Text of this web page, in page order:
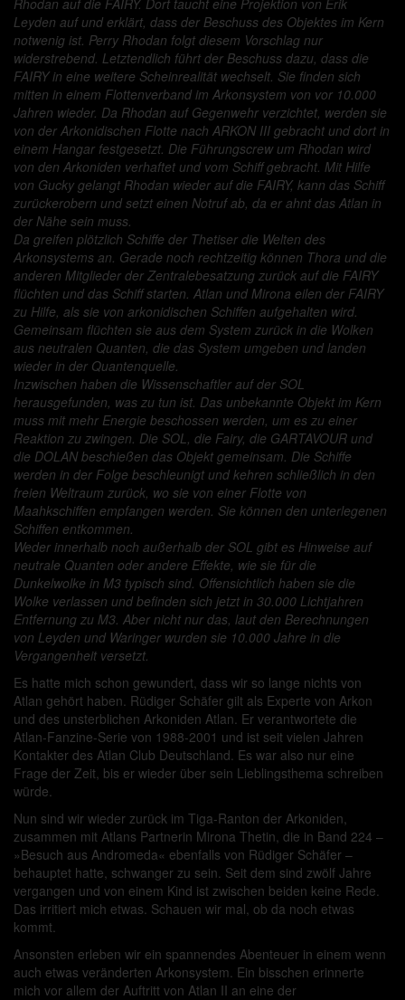
Rhodan auf die FAIRY. Dort taucht eine Projektion von Erik
Leyden auf und erklärt, dass der Beschuss des Objektes im Kern
notwenig ist. Perry Rhodan folgt diesem Vorschlag nur
widerstrebend. Letztendlich führt der Beschuss dazu, dass die
FAIRY in eine weitere Scheinrealität wechselt. Sie finden sich
mitten in einem Flottenverband im Arkonsystem von vor 10.000
Jahren wieder. Da Rhodan auf Gegenwehr verzichtet, werden sie
von der Arkonidischen Flotte nach ARKON III gebracht und dort in
einem Hangar festgesetzt. Die Führungscrew um Rhodan wird
von den Arkoniden verhaftet und vom Schiff gebracht. Mit Hilfe
von Gucky gelangt Rhodan wieder auf die FAIRY, kann das Schiff
zurückerobern und setzt einen Notruf ab, da er ahnt das Atlan in
der Nähe sein muss.
Da greifen plötzlich Schiffe der Thetiser die Welten des
Arkonsystems an. Gerade noch rechtzeitig können Thora und die
anderen Mitglieder der Zentralebesatzung zurück auf die FAIRY
flüchten und das Schiff starten. Atlan und Mirona eilen der FAIRY
zu Hilfe, als sie von arkonidischen Schiffen aufgehalten wird.
Gemeinsam flüchten sie aus dem System zurück in die Wolken
aus neutralen Quanten, die das System umgeben und landen
wieder in der Quantenquelle.
Inzwischen haben die Wissenschaftler auf der SOL
herausgefunden, was zu tun ist. Das unbekannte Objekt im Kern
muss mit mehr Energie beschossen werden, um es zu einer
Reaktion zu zwingen. Die SOL, die Fairy, die GARTAVOUR und
die DOLAN beschießen das Objekt gemeinsam. Die Schiffe
werden in der Folge beschleunigt und kehren schließlich in den
freien Weltraum zurück, wo sie von einer Flotte von
Maahkschiffen empfangen werden. Sie können den unterlegenen
Schiffen entkommen.
Weder innerhalb noch außerhalb der SOL gibt es Hinweise auf
neutrale Quanten oder andere Effekte, wie sie für die
Dunkelwolke in M3 typisch sind. Offensichtlich haben sie die
Wolke verlassen und befinden sich jetzt in 30.000 Lichtjahren
Entfernung zu M3. Aber nicht nur das, laut den Berechnungen
von Leyden und Waringer wurden sie 10.000 Jahre in die
Vergangenheit versetzt.
Es hatte mich schon gewundert, dass wir so lange nichts von
Atlan gehört haben. Rüdiger Schäfer gilt als Experte von Arkon
und des unsterblichen Arkoniden Atlan. Er verantwortete die
Atlan-Fanzine-Serie von 1988-2001 und ist seit vielen Jahren
Kontakter des Atlan Club Deutschland. Es war also nur eine
Frage der Zeit, bis er wieder über sein Lieblingsthema schreiben
würde.
Nun sind wir wieder zurück im Tiga-Ranton der Arkoniden,
zusammen mit Atlans Partnerin Mirona Thetin, die in Band 224 –
»Besuch aus Andromeda« ebenfalls von Rüdiger Schäfer –
behauptet hatte, schwanger zu sein. Seit dem sind zwölf Jahre
vergangen und von einem Kind ist zwischen beiden keine Rede.
Das irritiert mich etwas. Schauen wir mal, ob da noch etwas
kommt.
Ansonsten erleben wir ein spannendes Abenteuer in einem wenn
auch etwas veränderten Arkonsystem. Ein bisschen erinnerte
mich vor allem der Auftritt von Atlan II an eine der